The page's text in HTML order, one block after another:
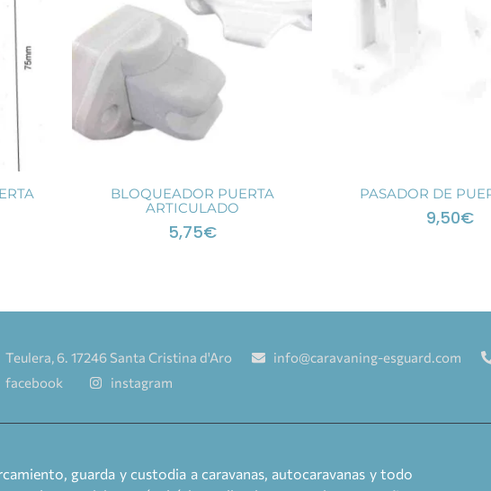
BLOQUEADOR PUERTA
ARTICULADO
5,75€
PASADOR DE
9,50€
Teulera, 6. 17246 Santa Cristina d'Aro info@caravaning-esguard.com
facebook
instagram
guarda y custodia a caravanas, autocaravanas y todo